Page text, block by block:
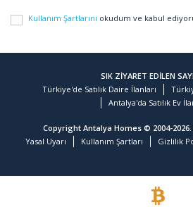
Kullanım Şartlarını okudum ve kabul
SIK ZİYARET EDİLEN
Türkiye'de Satılık Daire İlanları
Antalya'da Satılık Ev
Copyright Antalya Homes © 2004-2026.
Yasal Uyarı
Kullanım Şartları Gizlilik